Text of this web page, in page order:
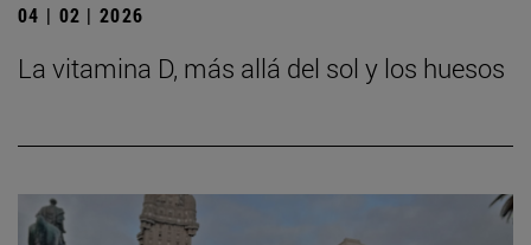
04 | 02 | 2026
La vitamina D, más allá del sol y los huesos